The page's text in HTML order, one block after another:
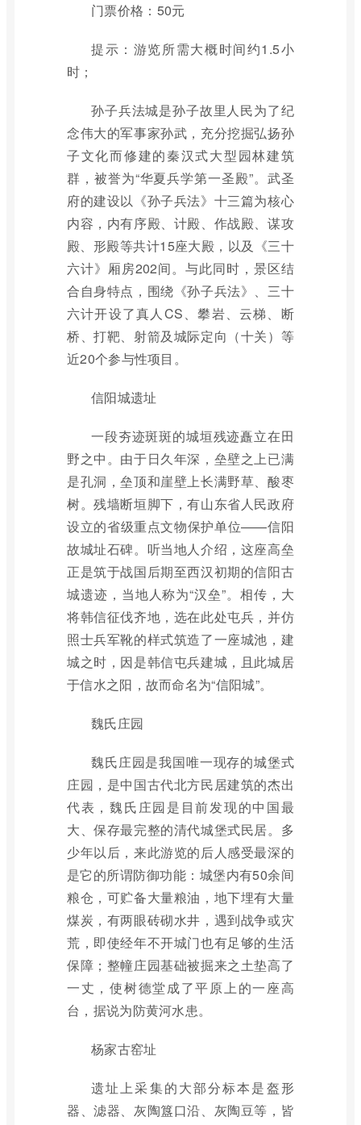
门票价格：50元
提示：游览所需大概时间约1.5小
时；
孙子兵法城是孙子故里人民为了纪
念伟大的军事家孙武，充分挖掘弘扬孙
子文化而修建的秦汉式大型园林建筑
群，被誉为“华夏兵学第一圣殿”。武圣
府的建设以《孙子兵法》十三篇为核心
内容，内有序殿、计殿、作战殿、谋攻
殿、形殿等共计15座大殿，以及《三十
六计》厢房202间。与此同时，景区结
合自身特点，围绕《孙子兵法》、三十
六计开设了真人CS、攀岩、云梯、断
桥、打靶、射箭及城际定向（十关）等
近20个参与性项目。
信阳城遗址
一段夯迹斑斑的城垣残迹矗立在田
野之中。由于日久年深，垒壁之上已满
是孔洞，垒顶和崖壁上长满野草、酸枣
树。残墙断垣脚下，有山东省人民政府
设立的省级重点文物保护单位——信阳
故城址石碑。听当地人介绍，这座高垒
正是筑于战国后期至西汉初期的信阳古
城遗迹，当地人称为“汉垒”。相传，大
将韩信征伐齐地，选在此处屯兵，并仿
照士兵军靴的样式筑造了一座城池，建
城之时，因是韩信屯兵建城，且此城居
于信水之阳，故而命名为“信阳城”。
魏氏庄园
魏氏庄园是我国唯一现存的城堡式
庄园，是中国古代北方民居建筑的杰出
代表，魏氏庄园是目前发现的中国最
大、保存最完整的清代城堡式民居。多
少年以后，来此游览的后人感受最深的
是它的所谓防御功能：城堡内有50余间
粮仓，可贮备大量粮油，地下埋有大量
煤炭，有两眼砖砌水井，遇到战争或灾
荒，即使经年不开城门也有足够的生活
保障；整幢庄园基础被掘来之土垫高了
一丈，使树德堂成了平原上的一座高
台，据说为防黄河水患。
杨家古窑址
遗址上采集的大部分标本是盔形
器、滤器、灰陶簋口沿、灰陶豆等，皆